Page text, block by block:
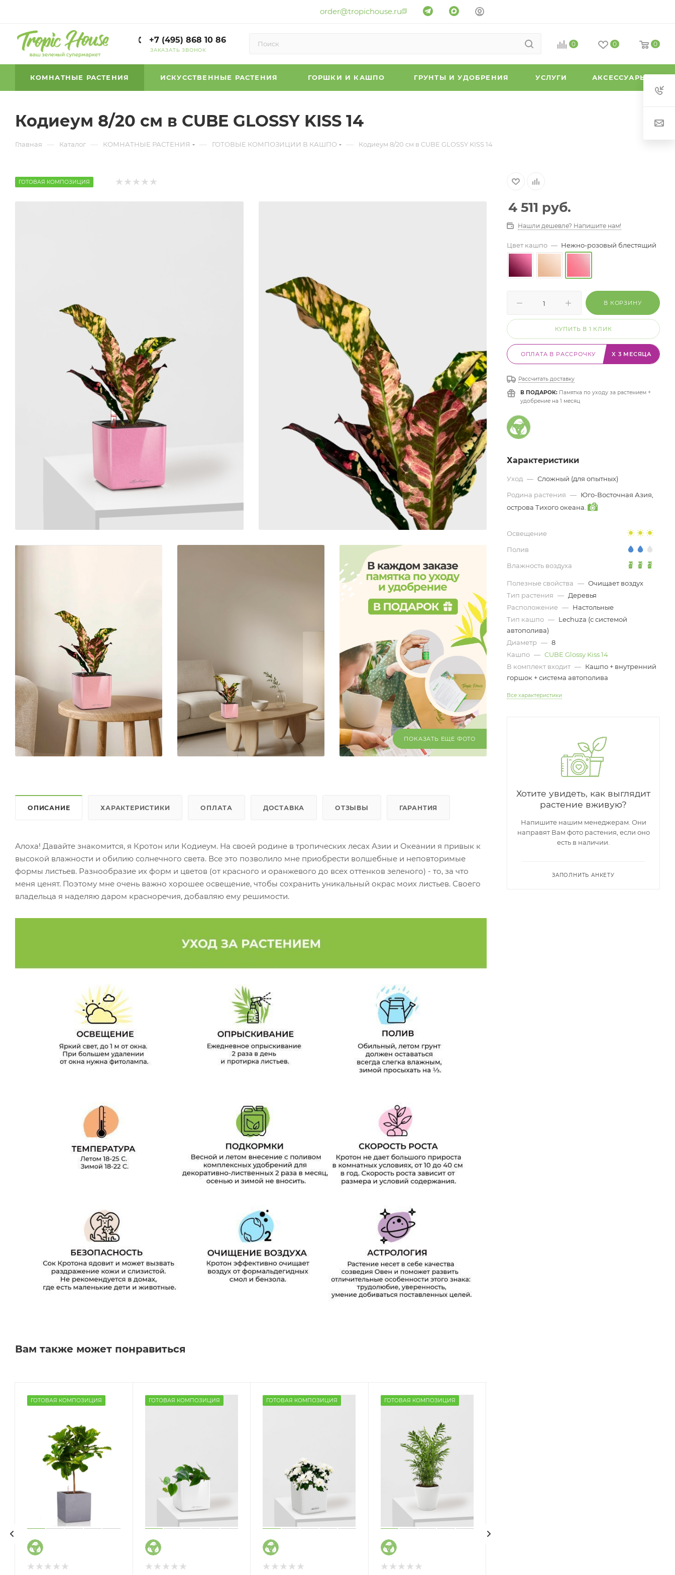
order@tropichouse.ru
+7 (495) 868 10 86
ЗАКАЗАТЬ ЗВОНОК
0 0 0
КОМНАТНЫЕ РАСТЕНИЯ ИСКУССТВЕННЫЕ РАСТЕНИЯ ГОРШКИ И КАШПО ГРУНТЫ И УДОБРЕНИЯ УСЛУГИ АКСЕССУАРЫ
Кодиеум 8/20 см в CUBE GLOSSY KISS 14
Главная — Каталог — КОМНАТНЫЕ РАСТЕНИЯ — ГОТОВЫЕ КОМПОЗИЦИИ В КАШПО — Кодиеум 8/20 см в CUBE GLOSSY KISS 14
ГОТОВАЯ КОМПОЗИЦИЯ
ПОКАЗАТЬ ЕЩЕ ФОТО
ОПИСАНИЕ ХАРАКТЕРИСТИКИ ОПЛАТА ДОСТАВКА ОТЗЫВЫ ГАРАНТИЯ
Алоха! Давайте знакомится, я Кротон или Кодиеум. На своей родине в тропических лесах Азии и Океании я привык к
высокой влажности и обилию солнечного света. Все это позволило мне приобрести волшебные и неповторимые
формы листьев. Разнообразие их форм и цветов (от красного и оранжевого до всех оттенков зеленого) - то, за что
меня ценят. Поэтому мне очень важно хорошее освещение, чтобы сохранить уникальный окрас моих листьев. Своего
владельца я наделяю даром красноречия, добавляю ему решимости.
Вам также может понравиться
ГОТОВАЯ КОМПОЗИЦИЯ ГОТОВАЯ КОМПОЗИЦИЯ ГОТОВАЯ КОМПОЗИЦИЯ ГОТОВАЯ КОМПОЗИЦИЯ
4 511 руб.
Нашли дешевле? Напишите нам!
Цвет кашпо — Нежно-розовый блестящий
В КОРЗИНУ
КУПИТЬ В 1 КЛИК
ОПЛАТА В РАССРОЧКУ X 3 МЕСЯЦА
Рассчитать доставку
В ПОДАРОК: Памятка по уходу за растением +
удобрение на 1 месяц
Характеристики
Уход — Сложный (для опытных)
Родина растения — Юго-Восточная Азия,
острова Тихого океана.
Освещение
Полив
Влажность воздуха
Полезные свойства — Очищает воздух
Тип растения — Деревья
Расположение — Настольные
Тип кашпо — Lechuza (с системой
автополива)
Диаметр — 8
Кашпо — CUBE Glossy Kiss 14
В комплект входит — Кашпо + внутренний
горшок + система автополива
Все характеристики
Хотите увидеть, как выглядит
растение вживую?
Напишите нашим менеджерам. Они
направят Вам фото растения, если оно
есть в наличии.
ЗАПОЛНИТЬ АНКЕТУ